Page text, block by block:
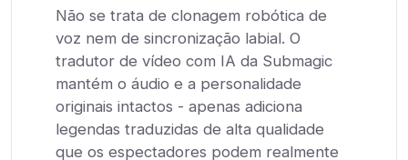
Não se trata de clonagem robótica de
voz nem de sincronização labial. O
tradutor de vídeo com IA da Submagic
mantém o áudio e a personalidade
originais intactos - apenas adiciona
legendas traduzidas de alta qualidade
que os espectadores podem realmente